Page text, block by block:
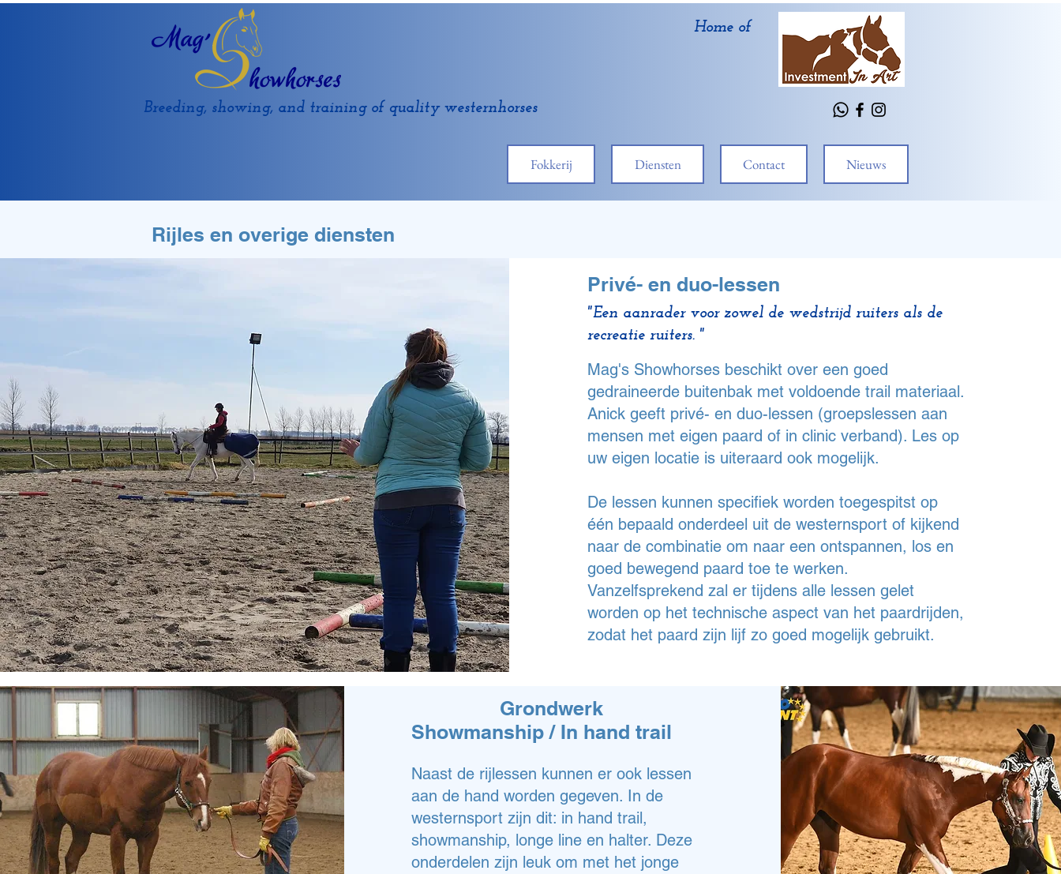
Breeding, showing, and training of quality westernhorses
Home of
Fokkerij Diensten Contact Nieuws
Rijles en overige diensten
Privé- en duo-lessen
"Een aanrader voor zowel de wedstrijd ruiters als de
recreatie ruiters. "
Mag's Showhorses beschikt over een goed
gedraineerde buitenbak met voldoende trail materiaal.
Anick geeft privé- en duo-lessen (groepslessen aan
mensen met eigen paard of in clinic verband). Les op
uw eigen locatie is uiteraard ook mogelijk.
De lessen kunnen specifiek worden toegespitst op
één bepaald onderdeel uit de westernsport of kijkend
naar de combinatie om naar een ontspannen, los en
goed bewegend paard toe te werken.
Vanzelfsprekend zal er tijdens alle lessen gelet
worden op het technische aspect van het paardrijden,
zodat het paard zijn lijf zo goed mogelijk gebruikt.
Grondwerk
Showmanship / In hand trail
Naast de rijlessen kunnen er ook lessen
aan de hand worden gegeven. In de
westernsport zijn dit: in hand trail,
showmanship, longe line en halter. Deze
onderdelen zijn leuk om met het jonge